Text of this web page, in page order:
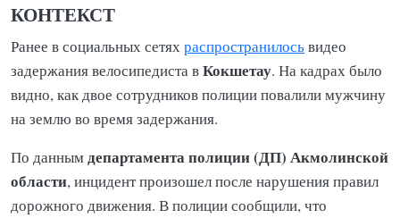
КОНТЕКСТ
Ранее в социальных сетяхраспространилосьвидео
задержания велосипедиста вКокшетау. На кадрах было
видно, как двое сотрудников полиции повалили мужчину
на землю во время задержания.
По даннымдепартамента полиции (ДП) Акмолинской
области, инцидент произошел после нарушения правил
дорожного движения. В полиции сообщили, что